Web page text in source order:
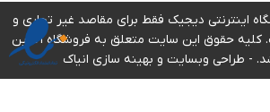
اینترنتی دیجیک فقط برای مقاصد غیر تجاری و
کلیه حقوق این سایت متعلق به فروشگاه آنلاین
- طراحی وبسایت و بهینه سازی انیاک